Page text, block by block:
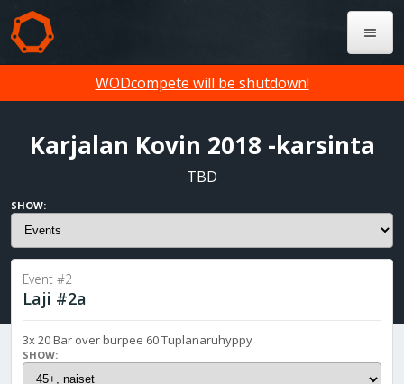
WODcompete will be shutdown!
Karjalan Kovin 2018 -karsinta
TBD
SHOW:
Event #2
Laji #2a
3x 20 Bar over burpee 60 Tuplanaruhyppy
SHOW: